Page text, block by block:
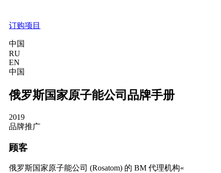
订购项目
中国
RU
EN
中国
俄罗斯国家原子能公司品牌手册
2019
品牌推广
顾客
俄罗斯国家原子能公司 (Rosatom) 的 BM 代理机构«